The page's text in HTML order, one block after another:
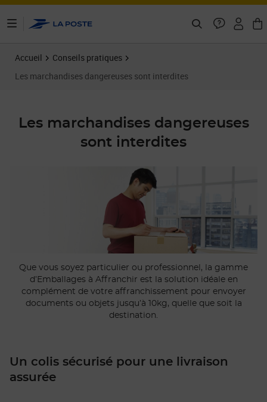
Accueil
Conseils pratiques
Les marchandises dangereuses sont interdites
Les marchandises dangereuses
sont interdites
Que vous soyez particulier ou professionnel, la gamme
d’Emballages à Affranchir est la solution idéale en
complément de votre affranchissement pour envoyer
documents ou objets jusqu’à 10kg, quelle que soit la
destination.
Un colis sécurisé pour une livraison
assurée